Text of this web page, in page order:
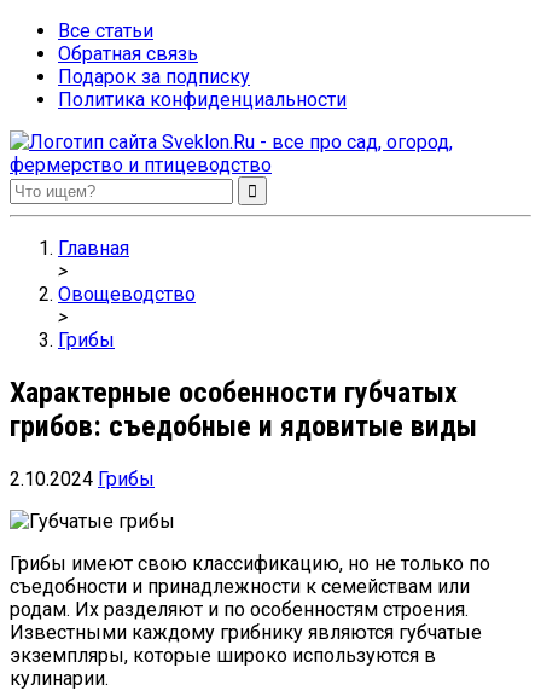
Все статьи
Обратная связь
Подарок за подписку
Политика конфиденциальности
Sveklon.Ru – все про сад, огород, фермерство и птицеводство
Главная
>
Овощеводство
>
Грибы
Характерные особенности губчатых
грибов: съедобные и ядовитые виды
2.10.2024 Грибы
Грибы имеют свою классификацию, но не только по
съедобности и принадлежности к семействам или
родам. Их разделяют и по особенностям строения.
Известными каждому грибнику являются губчатые
экземпляры, которые широко используются в
кулинарии.